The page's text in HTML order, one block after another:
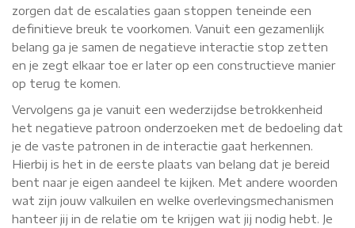
zorgen dat de escalaties gaan stoppen teneinde een
definitieve breuk te voorkomen. Vanuit een gezamenlijk
belang ga je samen de negatieve interactie stop zetten
en je zegt elkaar toe er later op een constructieve manier
op terug te komen.
Vervolgens ga je vanuit een wederzijdse betrokkenheid
het negatieve patroon onderzoeken met de bedoeling dat
je de vaste patronen in de interactie gaat herkennen.
Hierbij is het in de eerste plaats van belang dat je bereid
bent naar je eigen aandeel te kijken. Met andere woorden
wat zijn jouw valkuilen en welke overlevingsmechanismen
hanteer jij in de relatie om te krijgen wat jij nodig hebt. Je